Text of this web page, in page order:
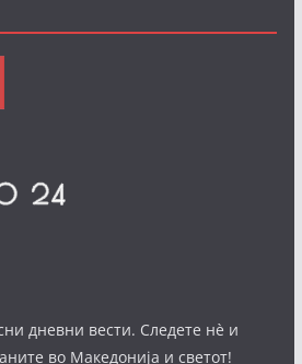
дневни вести. Следете нè и
во Македонија и светот!